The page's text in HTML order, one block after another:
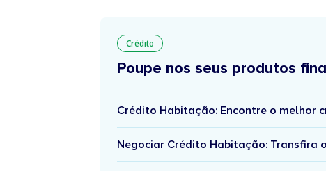
Crédito
Poupe nos seus produtos
Crédito Habitação: Encontre o melhor
Negociar Crédito Habitação: Transfira